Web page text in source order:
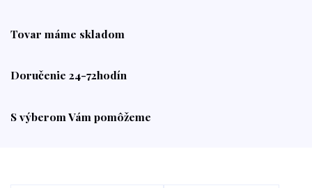
Tovar máme skladom
Doručenie 24-72hodín
S výberom Vám pomôžeme